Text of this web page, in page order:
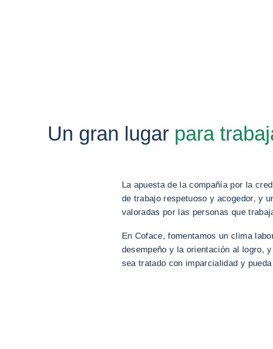
Un gran lugar para
La apuesta de la compañía por la
de trabajo respetuoso y acogedor, y
valoradas por las personas que
En Coface, fomentamos un clima
desempeño y la orientación al logro,
sea tratado con imparcialidad y